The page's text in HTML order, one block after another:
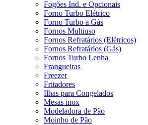
Fogões Ind. e Opcionais
Forno Turbo Elétrico
Forno Turbo a Gás
Fornos Multiuso
Fornos Refratários (Elétricos)
Fornos Refratários (Gás)
Fornos Turbo Lenha
Frangueiras
Freezer
Fritadores
Ilhas para Congelados
Mesas inox
Modeladora de Pão
Moinho de Pão